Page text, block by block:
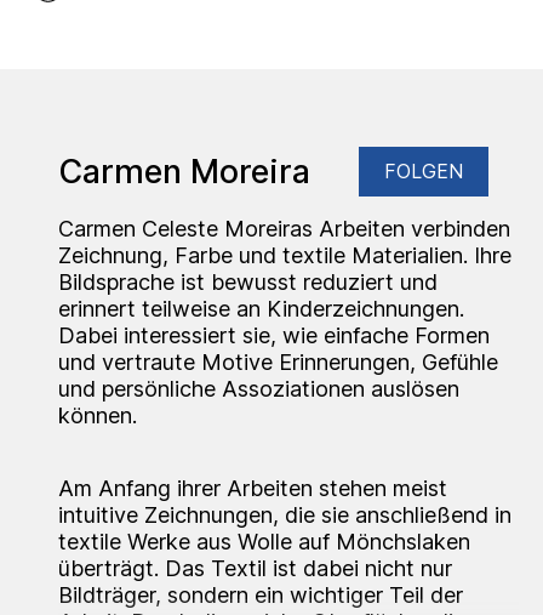
Carmen Moreira FOLGEN
Carmen Celeste Moreiras Arbeiten verbinden
Zeichnung, Farbe und textile Materialien. Ihre
Bildsprache ist bewusst reduziert und
erinnert teilweise an Kinderzeichnungen.
Dabei interessiert sie, wie einfache Formen
und vertraute Motive Erinnerungen, Gefühle
und persönliche Assoziationen auslösen
können.
Am Anfang ihrer Arbeiten stehen meist
intuitive Zeichnungen, die sie anschließend in
textile Werke aus Wolle auf Mönchslaken
überträgt. Das Textil ist dabei nicht nur
Bildträger, sondern ein wichtiger Teil der